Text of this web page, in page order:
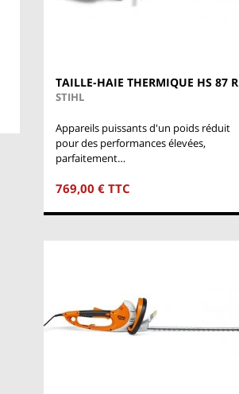
TAILLE-HAIE THERMIQUE HS 87 R
STIHL
Appareils puissants d'un poids réduit
pour des performances élevées,
parfaitement…
769,00 € TTC